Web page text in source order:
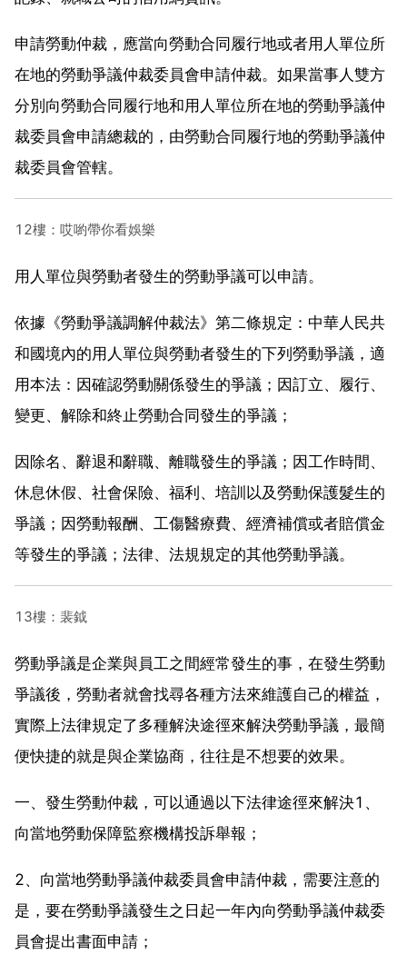
申請勞動仲裁，應當向勞動合同履行地或者用人單位所
在地的勞動爭議仲裁委員會申請仲裁。如果當事人雙方
分別向勞動合同履行地和用人單位所在地的勞動爭議仲
裁委員會申請總裁的，由勞動合同履行地的勞動爭議仲
裁委員會管轄。
12樓：哎喲帶你看娛樂
用人單位與勞動者發生的勞動爭議可以申請。
依據《勞動爭議調解仲裁法》第二條規定：中華人民共
和國境內的用人單位與勞動者發生的下列勞動爭議，適
用本法：因確認勞動關係發生的爭議；因訂立、履行、
變更、解除和終止勞動合同發生的爭議；
因除名、辭退和辭職、離職發生的爭議；因工作時間、
休息休假、社會保險、福利、培訓以及勞動保護髮生的
爭議；因勞動報酬、工傷醫療費、經濟補償或者賠償金
等發生的爭議；法律、法規規定的其他勞動爭議。
13樓：裴鉞
勞動爭議是企業與員工之間經常發生的事，在發生勞動
爭議後，勞動者就會找尋各種方法來維護自己的權益，
實際上法律規定了多種解決途徑來解決勞動爭議，最簡
便快捷的就是與企業協商，往往是不想要的效果。
一、發生勞動仲裁，可以通過以下法律途徑來解決1、
向當地勞動保障監察機構投訴舉報；
2、向當地勞動爭議仲裁委員會申請仲裁，需要注意的
是，要在勞動爭議發生之日起一年內向勞動爭議仲裁委
員會提出書面申請；